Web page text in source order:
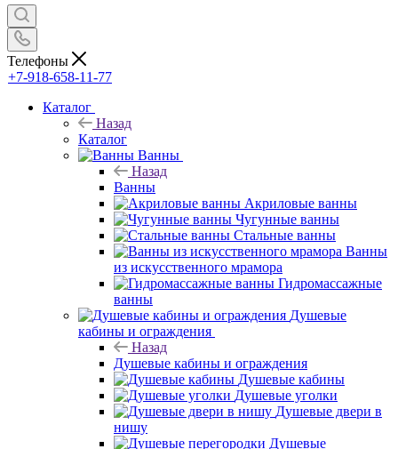
Телефоны
+7-918-658-11-77
Каталог
Назад
Каталог
Ванны
Назад
Ванны
Акриловые ванны
Чугунные ванны
Стальные ванны
Ванны
из искусственного мрамора
Гидромассажные
ванны
Душевые
кабины и ограждения
Назад
Душевые кабины и ограждения
Душевые кабины
Душевые уголки
Душевые двери в
нишу
Душевые